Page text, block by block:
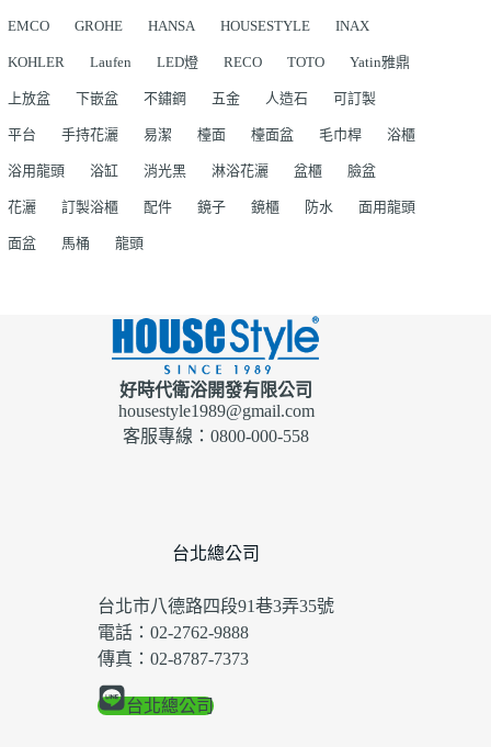
EMCO GROHE HANSA HOUSESTYLE INAX
KOHLER Laufen LED燈 RECO TOTO Yatin雅鼎
上放盆 下嵌盆 不鏽鋼 五金 人造石 可訂製
平台 手持花灑 易潔 檯面 檯面盆 毛巾桿 浴櫃
浴用龍頭 浴缸 消光黑 淋浴花灑 盆櫃 臉盆
花灑 訂製浴櫃 配件 鏡子 鏡櫃 防水 面用龍頭
面盆 馬桶 龍頭
好時代衛浴開發有限公司
housestyle1989@gmail.com
客服專線：0800-000-558
台北總公司
台北市八德路四段91巷3弄35號
電話：02-2762-9888
傳真：02-8787-7373
台北總公司